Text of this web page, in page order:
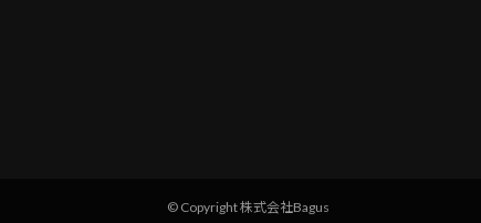
© Copyright 株式会社Bagus